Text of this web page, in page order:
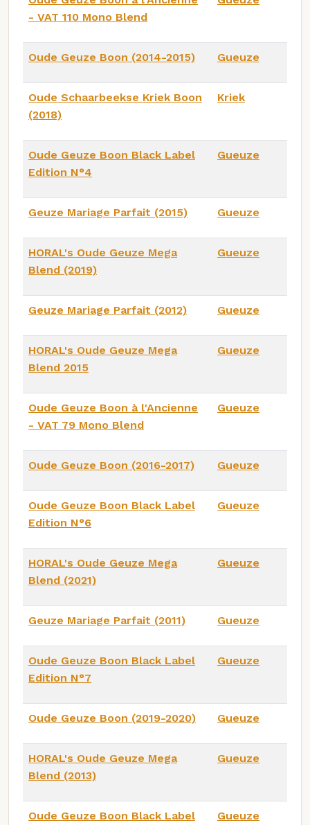
- VAT 110 Mono Blend
Oude Geuze Boon (2014-2015) Gueuze
Oude Schaarbeekse Kriek Boon
(2018)
Kriek
Oude Geuze Boon Black Label
Edition N°4
Gueuze
Geuze Mariage Parfait (2015) Gueuze
HORAL's Oude Geuze Mega
Blend (2019)
Gueuze
Geuze Mariage Parfait (2012) Gueuze
HORAL's Oude Geuze Mega
Blend 2015
Gueuze
Oude Geuze Boon à l'Ancienne
- VAT 79 Mono Blend
Gueuze
Oude Geuze Boon (2016-2017) Gueuze
Oude Geuze Boon Black Label
Edition N°6
Gueuze
HORAL's Oude Geuze Mega
Blend (2021)
Gueuze
Geuze Mariage Parfait (2011) Gueuze
Oude Geuze Boon Black Label
Edition N°7
Gueuze
Oude Geuze Boon (2019-2020) Gueuze
HORAL's Oude Geuze Mega
Blend (2013)
Gueuze
Oude Geuze Boon Black Label Gueuze